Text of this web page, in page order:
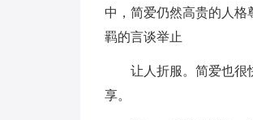
中，简爱仍然高贵的人
羁的言谈举止
让人折服。简爱也很
享。